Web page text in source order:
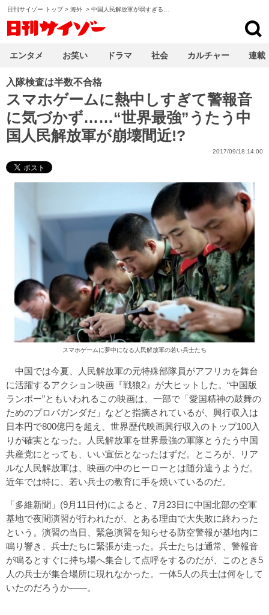
日刊サイゾー トップ> 海外 > 中国人民解放軍が弱すぎる…
入隊検査は半数不合格
スマホゲームに熱中しすぎて警報音
に気づかず……“世界最強”うたう中
国人民解放軍が崩壊間近!?
2017/09/18 14:00
スマホゲームに夢中になる人民解放軍の若い兵士たち
中国では今夏、人民解放軍の元特殊部隊員がアフリカを舞台
に活躍するアクション映画『戦狼2』が大ヒットした。“中国版
ランボー”ともいわれるこの映画は、一部で「愛国精神の鼓舞の
ためのプロパガンダだ」などと指摘されているが、興行収入は
日本円で800億円を超え、世界歴代映画興行収入のトップ100入
りが確実となった。人民解放軍を世界最強の軍隊とうたう中国
共産党にとっても、いい宣伝となったはずだ。ところが、リア
ルな人民解放軍は、映画の中のヒーローとは随分違うようだ。
近年では特に、若い兵士の教育に手を焼いているのだ。
「多維新聞」(9月11日付)によると、7月23日に中国北部の空軍
基地で夜間演習が行われたが、とある理由で大失敗に終わった
という。演習の当日、緊急演習を知らせる防空警報が基地内に
鳴り響き、兵士たちに緊張が走った。兵士たちは通常、警報音
が鳴るとすぐに持ち場へ集合して点呼をするのだが、このとき5
人の兵士が集合場所に現れなかった。一体5人の兵士は何をして
いたのだろうか――。
エンタメ お笑い ドラマ 社会 カルチャー 連載